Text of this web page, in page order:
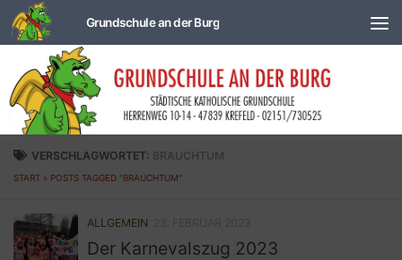
Zum Inhalt springen
VERSCHLAGWORTET: BRAUCHTUM
START » POSTS TAGGED "BRAUCHTUM"
ALLGEMEIN
Der Karnevalszug 2023